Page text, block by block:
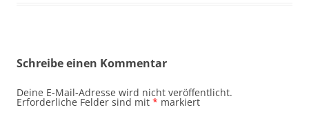
Schreibe einen Kommentar
Deine E-Mail-Adresse wird nicht veröffentlicht.
Erforderliche Felder sind mit * markiert